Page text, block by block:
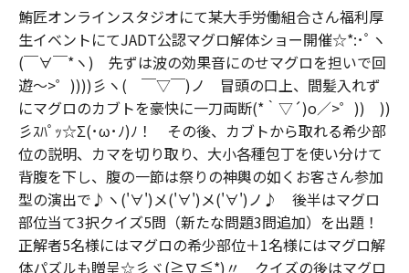
鮪匠オンラインスタジオにて某大手労働組合さん福利厚
生イベントにてJADT公認マグロ解体ショー開催☆*:･ﾟヽ
(￣∀￣*ヽ) 先ずは波の効果音にのせマグロを担いで回
遊～>゜))))彡ヽ( ￣▽￣)ノ 冒頭の口上、間髪入れず
にマグロのカブトを豪快に一刀両断(*｀▽´)o／>゜)) ))
彡ｽﾊﾟｯ☆Σ(･ω･ﾉ)ﾉ！ その後、カブトから取れる希少部
位の説明、カマを切り取り、大小各種包丁を使い分けて
背腹を下し、腹の一節は祭りの神輿の如くお客さん参加
型の演出で♪ヽ('∀')メ('∀')メ('∀')ノ♪ 後半はマグロ
部位当て3択クイズ5問（新たな問題3問追加）を出題！
正解者5名様にはマグロの希少部位＋1名様にはマグロ解
体パズルも贈呈☆彡ヾ(≧∇≦*)〃 クイズの後はマグロ